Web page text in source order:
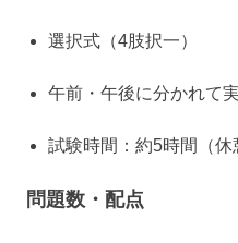
選択式（4肢択一）
午前・午後に分かれて
試験時間：約5時間（休
問題数・配点